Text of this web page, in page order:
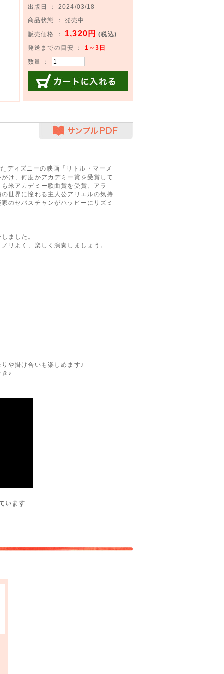
出版日 ： 2024/03/18
商品状態 ： 発売中
販売価格 ： 1,320円 (税込)
発送までの目安 ： 1～3日
数量 ：
ィズニーの映画「リトル・マーメ
け、何度かアカデミー賞を受賞して
米アカデミー歌曲賞を受賞、アラ
世界に憧れる主人公アリエルの気持
のセバスチャンがハッピーにリズミ
ました。
リよく、楽しく演奏しましょう。
や掛け合いも楽しめます♪
♪
います